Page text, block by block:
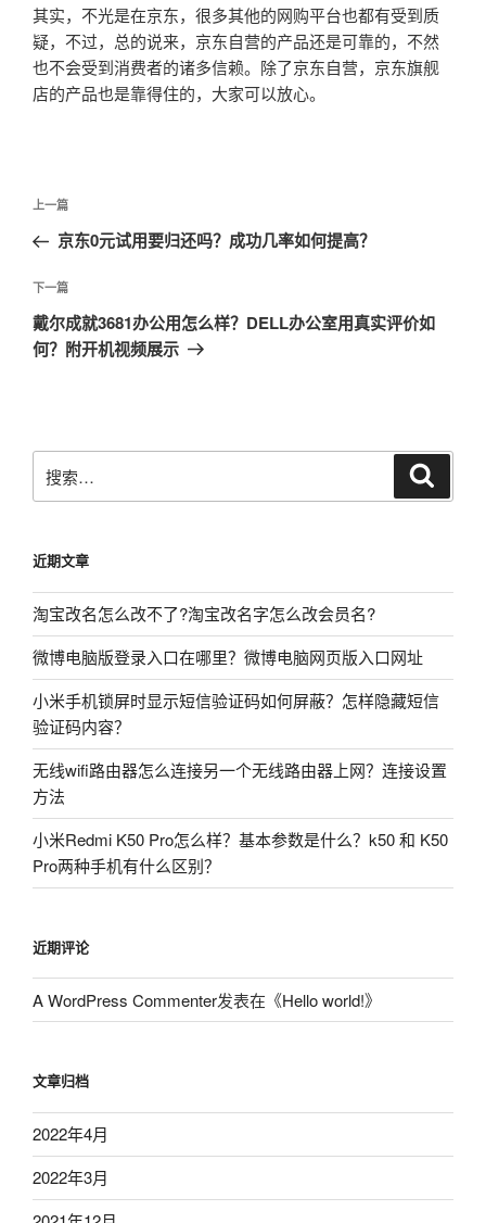
其实，不光是在京东，很多其他的网购平台也都有受到质
疑，不过，总的说来，京东自营的产品还是可靠的，不然
也不会受到消费者的诸多信赖。除了京东自营，京东旗舰
店的产品也是靠得住的，大家可以放心。
文
导
航
上
一
文
章
上一篇
京东0元试用要归还吗？成功几率如何提高？
下
一
篇
下一篇
戴尔成就3681办公用怎么样？DELL办公室用真实评价如
何？附开机视频展示
搜
索：
近期文章
淘宝改名怎么改不了?淘宝改名字怎么改会员名?
微博电脑版登录入口在哪里？微博电脑网页版入口网址
小米手机锁屏时显示短信验证码如何屏蔽？怎样隐藏短信
验证码内容？
无线wifi路由器怎么连接另一个无线路由器上网？连接设置
方法
小米Redmi K50 Pro怎么样？基本参数是什么？k50 和 K50
Pro两种手机有什么区别？
近期评论
A WordPress Commenter发表在《Hello world!》
文章归档
2022年4月
2022年3月